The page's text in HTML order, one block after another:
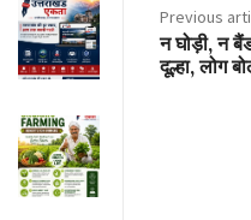
Previous
न घोड़ी, न
दूल्हा, लोग